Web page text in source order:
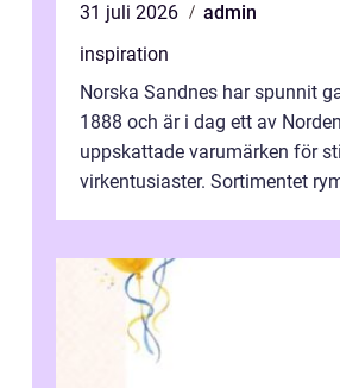
31 juli 2026
admin
inspiration
Norska Sandnes har spunnit
1888 och är i dag ett av
uppskattade varumärken för
virkentusiaster. Sortimentet